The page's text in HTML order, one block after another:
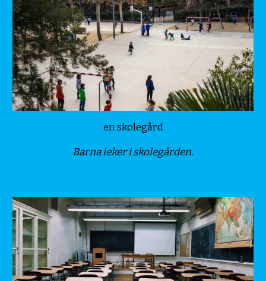
en skolegård
Barna leker i skolegården.